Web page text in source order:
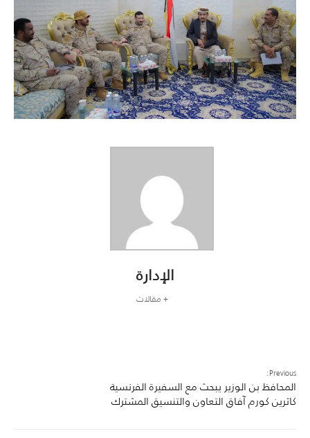
الإدارة
+ مقالات
Previous:
المحافظ بن الوزير يبحث مع السفيرة الفرنسية
كاثرين كورم آفاق التعاون والتنسيق المشترك